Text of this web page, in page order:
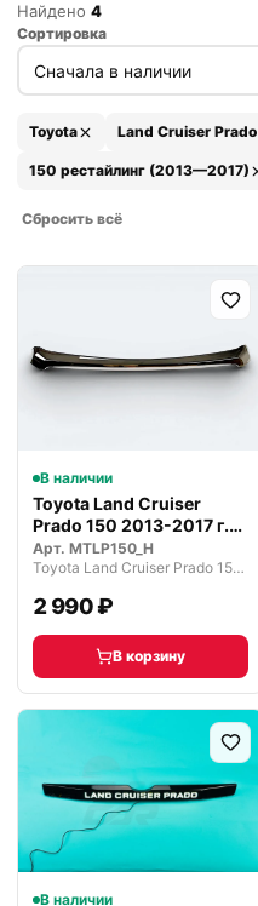
Найдено 4
Сортировка
Toyota Land Cruiser Prado
150 рестайлинг (2013—2017)
Сбросить всё
В наличии
Toyota Land Cruiser
Prado 150 2013-2017 г.
молдин…
Арт. MTLP150_H
Toyota Land Cruiser Prado 150 рестайлинг (2013—2017)
2 990 ₽
В корзину
В наличии